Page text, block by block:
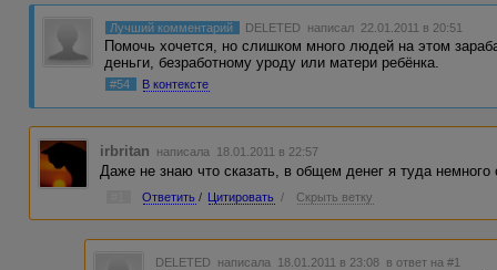
Лучший комментарий DELETED написал 22.01.2011 в 20:51
Помочь хочется, но слишком много людей на этом
деньги, безработному уроду или матери ребёнка.
#54 В контексте
irbritan написала 18.01.2011 в 22:57
Даже не знаю что сказать, в общем денег я туда немного
Ответить / Цитировать / Скрыть ветку
DELETED написала 18.01.2011 в 23:08 в ответ на #1